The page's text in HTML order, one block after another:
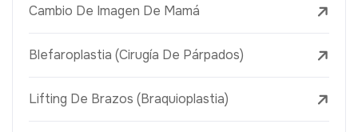
Cambio De Imagen De Mamá
Blefaroplastia (Cirugía De Párpados)
Lifting De Brazos (Braquioplastia)